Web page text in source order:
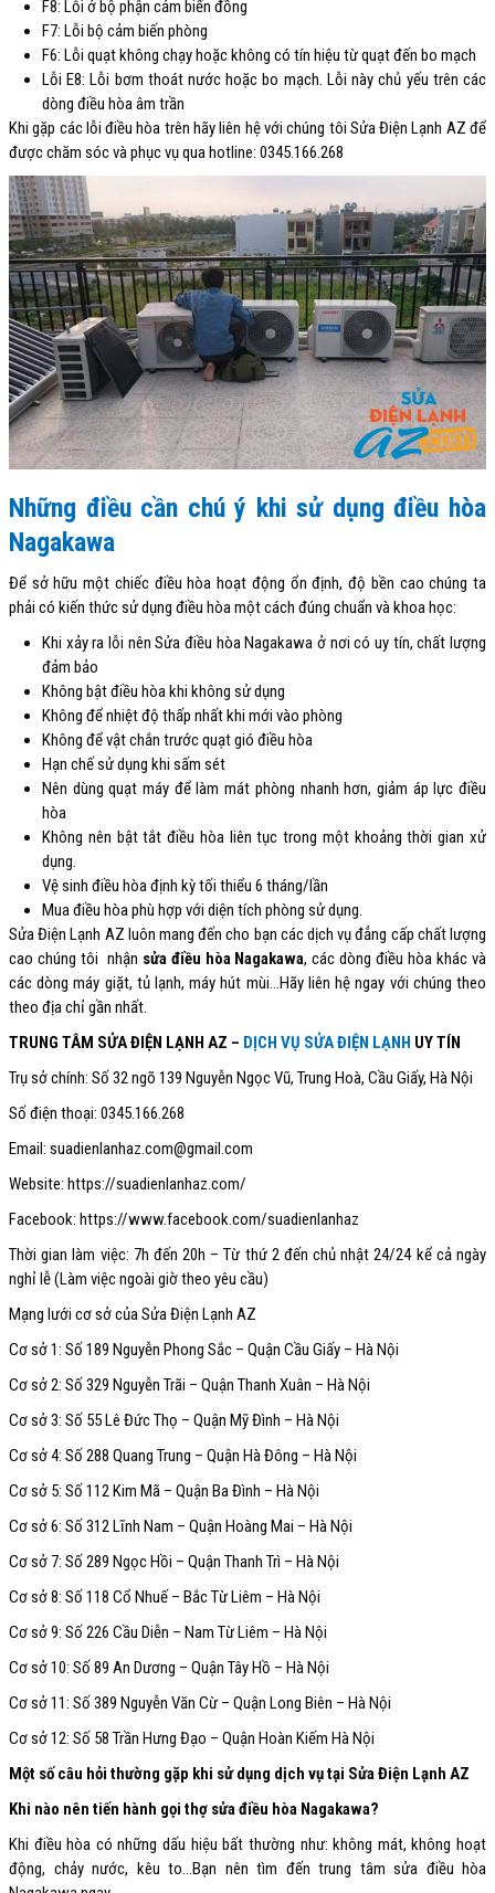
F8: Lỗi ở bộ phận cảm biến đồng
F7: Lỗi bộ cảm biến phòng
F6: Lỗi quạt không chạy hoặc không có tín hiệu từ quạt đến bo mạch
Lỗi E8: Lỗi bơm thoát nước hoặc bo mạch. Lỗi này chủ yếu trên các
dòng điều hòa âm trần
Khi gặp các lỗi điều hòa trên hãy liên hệ với chúng tôi Sửa Điện Lạnh AZ để
được chăm sóc và phục vụ qua hotline: 0345.166.268
Những điều cần chú ý khi sử dụng điều hòa
Nagakawa
Để sở hữu một chiếc điều hòa hoạt động ổn định, độ bền cao chúng ta
phải có kiến thức sử dụng điều hòa một cách đúng chuẩn và khoa học:
Khi xảy ra lỗi nên Sửa điều hòa Nagakawa ở nơi có uy tín, chất lượng
đảm bảo
Không bật điều hòa khi không sử dụng
Không để nhiệt độ thấp nhất khi mới vào phòng
Không để vật chắn trước quạt gió điều hòa
Hạn chế sử dụng khi sấm sét
Nên dùng quạt máy để làm mát phòng nhanh hơn, giảm áp lực điều
hòa
Không nên bật tắt điều hòa liên tục trong một khoảng thời gian xử
dụng.
Vệ sinh điều hòa định kỳ tối thiểu 6 tháng/lần
Mua điều hòa phù hợp với diện tích phòng sử dụng.
Sửa Điện Lạnh AZ luôn mang đến cho bạn các dịch vụ đẳng cấp chất lượng
cao chúng tôi nhận sửa điều hòa Nagakawa, các dòng điều hòa khác và
các dòng máy giặt, tủ lạnh, máy hút mùi…Hãy liên hệ ngay với chúng theo
theo địa chỉ gần nhất.
TRUNG TÂM SỬA ĐIỆN LẠNH AZ – DỊCH VỤ SỬA ĐIỆN LẠNH UY TÍN
Trụ sở chính: Số 32 ngõ 139 Nguyễn Ngọc Vũ, Trung Hoà, Cầu Giấy, Hà Nội
Số điện thoại: 0345.166.268
Email: suadienlanhaz.com@gmail.com
Website: https://suadienlanhaz.com/
Facebook: https://www.facebook.com/suadienlanhaz
Thời gian làm việc: 7h đến 20h – Từ thứ 2 đến chủ nhật 24/24 kể cả ngày
nghỉ lễ (Làm việc ngoài giờ theo yêu cầu)
Mạng lưới cơ sở của Sửa Điện Lạnh AZ
Cơ sở 1: Số 189 Nguyễn Phong Sắc – Quận Cầu Giấy – Hà Nội
Cơ sở 2: Số 329 Nguyễn Trãi – Quận Thanh Xuân – Hà Nội
Cơ sở 3: Số 55 Lê Đức Thọ – Quận Mỹ Đình – Hà Nội
Cơ sở 4: Số 288 Quang Trung – Quận Hà Đông – Hà Nội
Cơ sở 5: Số 112 Kim Mã – Quận Ba Đình – Hà Nội
Cơ sở 6: Số 312 Lĩnh Nam – Quận Hoàng Mai – Hà Nội
Cơ sở 7: Số 289 Ngọc Hồi – Quận Thanh Trì – Hà Nội
Cơ sở 8: Số 118 Cổ Nhuế – Bắc Từ Liêm – Hà Nội
Cơ sở 9: Số 226 Cầu Diễn – Nam Từ Liêm – Hà Nội
Cơ sở 10: Số 89 An Dương – Quận Tây Hồ – Hà Nội
Cơ sở 11: Số 389 Nguyễn Văn Cừ – Quận Long Biên – Hà Nội
Cơ sở 12: Số 58 Trần Hưng Đạo – Quận Hoàn Kiếm Hà Nội
Một số câu hỏi thường gặp khi sử dụng dịch vụ tại Sửa Điện Lạnh AZ
Khi nào nên tiến hành gọi thợ sửa điều hòa Nagakawa?
Khi điều hòa có những dấu hiệu bất thường như: không mát, không hoạt
động, chảy nước, kêu to…Bạn nên tìm đến trung tâm sửa điều hòa